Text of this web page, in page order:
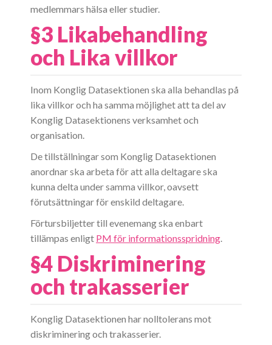
medlemmars hälsa eller studier.
§3 Likabehandling
och Lika villkor
Inom Konglig Datasektionen ska alla behandlas på
lika villkor och ha samma möjlighet att ta del av
Konglig Datasektionens verksamhet och
organisation.
De tillställningar som Konglig Datasektionen
anordnar ska arbeta för att alla deltagare ska
kunna delta under samma villkor, oavsett
förutsättningar för enskild deltagare.
Förtursbiljetter till evenemang ska enbart
tillämpas enligt PM för informationsspridning.
§4 Diskriminering
och trakasserier
Konglig Datasektionen har nolltolerans mot
diskriminering och trakasserier.